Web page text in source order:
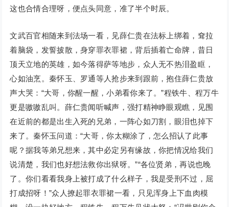
这也合情合理呀，便点头同意，准了半个时辰。
文武百官相随来到法场一看，见薛仁贵在法标上绑着，耷拉
着脑袋，发誓披散，身穿罪衣罪裙，背后插着亡命牌，昔日
顶天立地的英雄，如今落得萨等地步，众人无不热泪盈眶，
心如油烹。秦怀玉、罗通等人抢步来到跟前，抱住薛仁贵放
声大哭：“大哥，你醒一醒，小弟看你来了。”程铁牛、程万牛
更是嗷嗷乱叫。薛仁贵闻听喊声，强打精神睁眼观瞧，见围
在近前的都是出生入死的兄弟，一阵心如刀割，眼泪也掉下
来了。秦怀玉问道：“大哥，你太糊涂了，怎么招认了此事
呢？据我等弟兄想来，其中必定另有缘故，你把情况给我们
说清楚，我们也好想法救你出狱呀。”“各位贤弟，再说也晚
了。你们看看我身上被打成了什么样子，我是受刑不过，屈
打成招呀！”众人撩起罪衣罪裙一看，只见浑身上下血肉模